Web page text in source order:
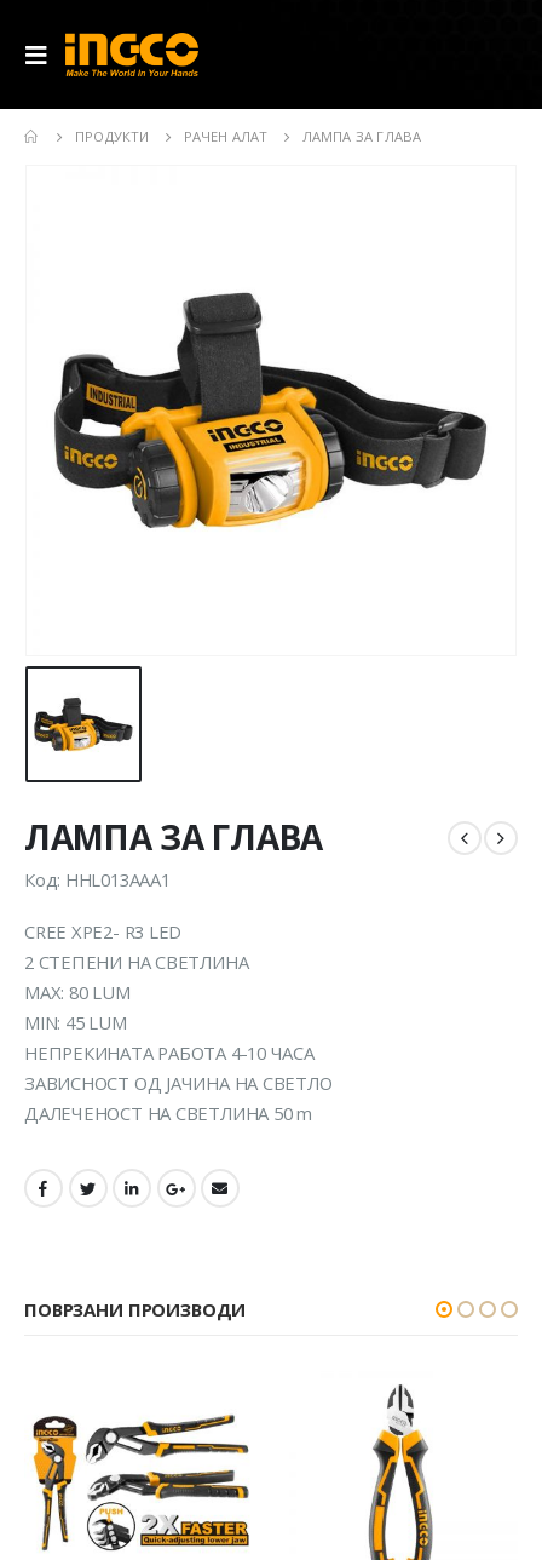
ПРОДУКТИ РАЧЕН АЛАТ ЛАМПА ЗА ГЛАВА
ЛАМПА ЗА ГЛАВА
Код: HHL013AAA1
CREE XPE2- R3 LED
2 СТЕПЕНИ НА СВЕТЛИНА
MAX: 80 LUM
MIN: 45 LUM
НЕПРЕКИНАТА РАБОТА 4-10 ЧАСА
ЗАВИСНОСТ ОД ЈАЧИНА НА СВЕТЛО
ДАЛЕЧЕНОСТ НА СВЕТЛИНА 50 m
ПОВРЗАНИ ПРОИЗВОДИ